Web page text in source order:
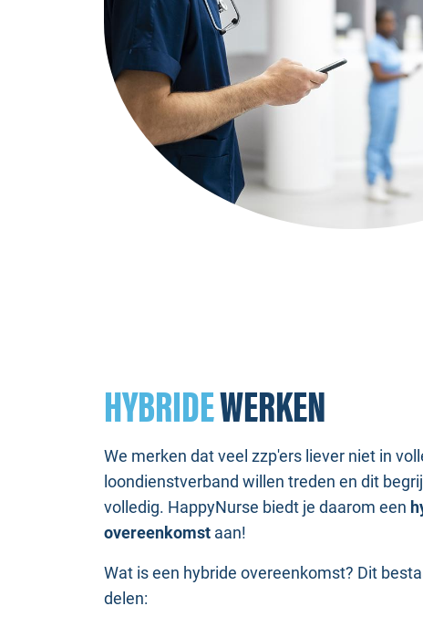
HYBRIDEWERKEN
We merken dat veel zzp'ers liever niet in
loondienstverband willen treden en dit
volledig. HappyNurse biedt je daarom een
overeenkomst aan!
Wat is een hybride overeenkomst? Dit
delen: